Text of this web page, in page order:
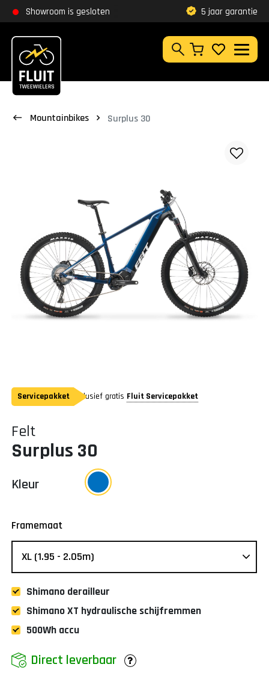
Zoeken
Zoeken
Showroom is gesloten
Klantbeoordeling9,8 5 jaar garantie
Mountainbikes Surplus 30
Servicepakket Inclusief gratis Fluit Servicepakket
Felt
Surplus 30
Kleur
Framemaat
Shimano derailleur
Shimano XT hydraulische schijfremmen
500Wh accu
Direct leverbaar